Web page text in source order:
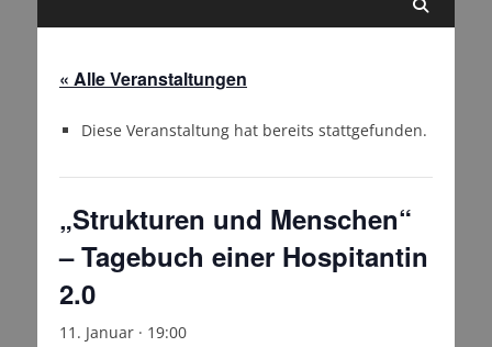
« Alle Veranstaltungen
Diese Veranstaltung hat bereits stattgefunden.
„Strukturen und Menschen“
– Tagebuch einer Hospitantin
2.0
11. Januar · 19:00